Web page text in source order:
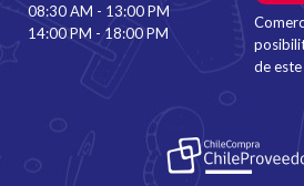
08:30 AM - 13:00 PM
14:00 PM - 18:00 PM
de